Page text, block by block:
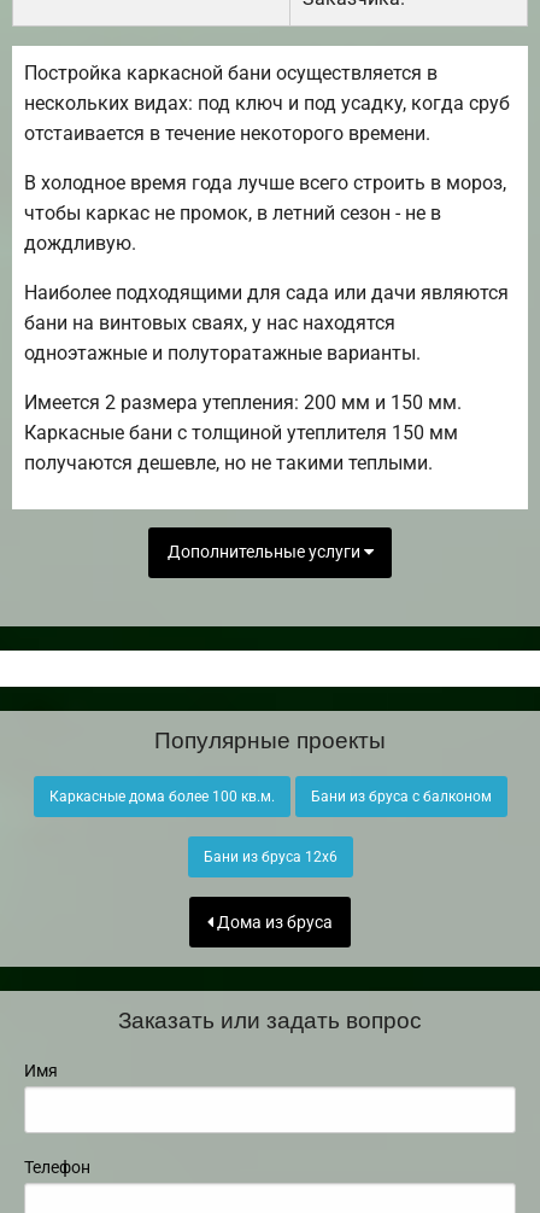
Постройка каркасной бани осуществляется в
нескольких видах: под ключ и под усадку, когда сруб
отстаивается в течение некоторого времени.
В холодное время года лучше всего строить в мороз,
чтобы каркас не промок, в летний сезон - не в
дождливую.
Наиболее подходящими для сада или дачи являются
бани на винтовых сваях, у нас находятся
одноэтажные и полуторатажные варианты.
Имеется 2 размера утепления: 200 мм и 150 мм.
Каркасные бани с толщиной утеплителя 150 мм
получаются дешевле, но не такими теплыми.
Дополнительные услуги
Популярные проекты
Каркасные дома более 100 кв.м. Бани из бруса с балконом
Бани из бруса 12х6
Дома из бруса
Заказать или задать вопрос
Имя
Телефон